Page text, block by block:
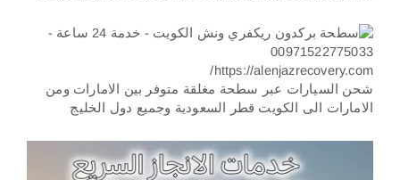
https://alenjazrecovery.com/
شحن السيارات عبر سطحة مغلقة متوفر بين الامارات ومن
الامارات الى الكويت قطر السعودية وجميع دول الخليج